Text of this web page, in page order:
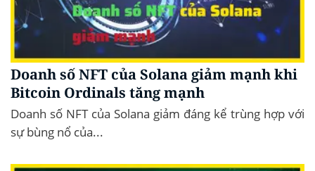
Doanh số NFT của Solana giảm mạnh khi
Bitcoin Ordinals tăng mạnh
Doanh số NFT của Solana giảm đáng kể trùng hợp với
sự bùng nổ của...